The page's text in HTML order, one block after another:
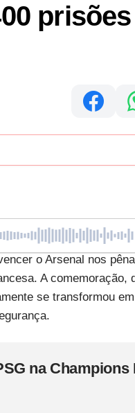
o Arsenal nos
A comemoração,
se transformou
na Champions